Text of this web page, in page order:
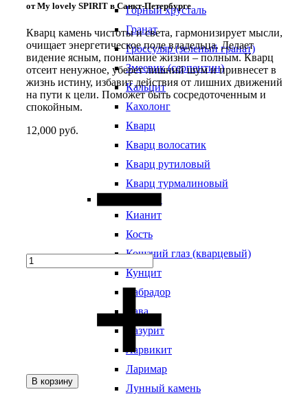
Горный хрусталь
Гранат
Гроссуляр (зеленый гранат)
Змеевик (серпентин)
Кальцит
Кахолонг
Кварц
Кварц волосатик
Кварц рутиловый
Кварц турмалиновый
Кианит
Кость
Кошачий глаз (кварцевый)
Кунцит
Лабрадор
Лава
Лазурит
Ларвикит
Ларимар
Лунный камень
от My lovely SPIRIT в Санкт-Петербурге
Кварц камень чистоты и света, гармонизирует мысли,
очищает энергетическое поле владельца. Делает
видение ясным, понимание жизни – полным. Кварц
отсеит ненужное, уберет лишний шум и привнесет в
жизнь истину, избавит действия от лишних движений
на пути к цели. Поможет быть сосредоточенным и
спокойным.
12,000 руб.
В корзину